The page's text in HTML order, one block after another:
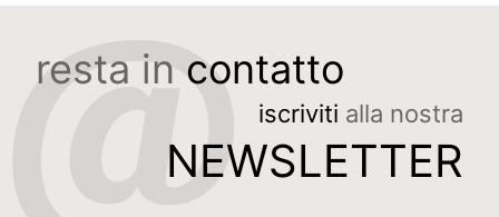
resta in contatto
iscriviti alla nostra
NEWSLETTER